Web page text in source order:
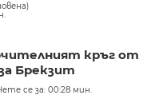
кръг от
Брекзит
се за: 00:28 мин.